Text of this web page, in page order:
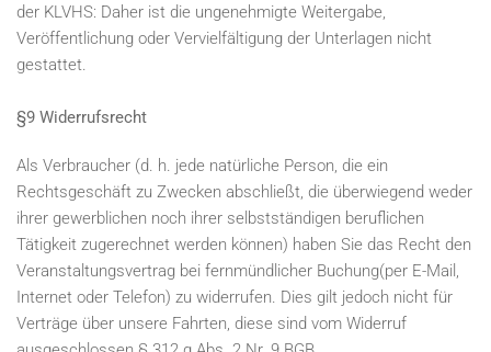
der KLVHS: Daher ist die ungenehmigte Weitergabe,
Veröffentlichung oder Vervielfältigung der Unterlagen nicht
gestattet.
§9 Widerrufsrecht
Als Verbraucher (d. h. jede natürliche Person, die ein
Rechtsgeschäft zu Zwecken abschließt, die überwiegend weder
ihrer gewerblichen noch ihrer selbstständigen beruflichen
Tätigkeit zugerechnet werden können) haben Sie das Recht den
Veranstaltungsvertrag bei fernmündlicher Buchung(per E-Mail,
Internet oder Telefon) zu widerrufen. Dies gilt jedoch nicht für
Verträge über unsere Fahrten, diese sind vom Widerruf